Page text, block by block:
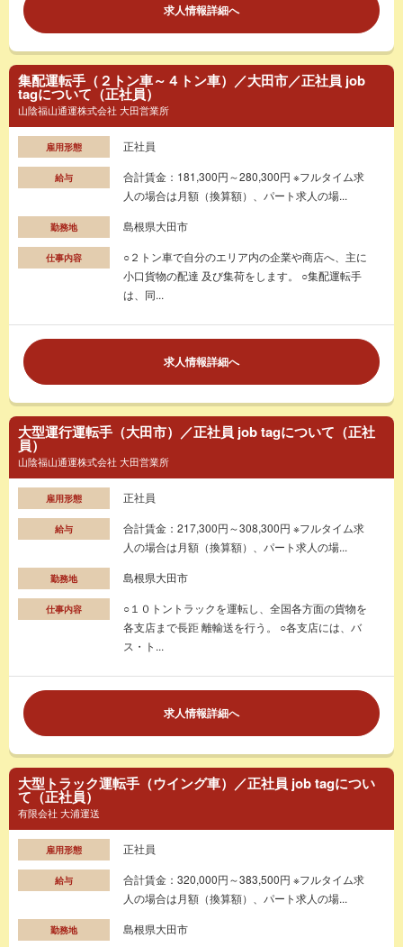
求人情報詳細へ
集配運転手（２トン車～４トン車）／大田市／正社員 job
tagについて（正社員）
山陰福山通運株式会社 大田営業所
雇用形態 正社員
給与
合計賃金：181,300円～280,300円 ※フルタイム求
人の場合は月額（換算額）、パート求人の場...
勤務地 島根県大田市
仕事内容
○２トン車で自分のエリア内の企業や商店へ、主に
小口貨物の配達 及び集荷をします。 ○集配運転手
は、同...
求人情報詳細へ
大型運行運転手（大田市）／正社員 job tagについて（正社
員）
山陰福山通運株式会社 大田営業所
雇用形態 正社員
給与
合計賃金：217,300円～308,300円 ※フルタイム求
人の場合は月額（換算額）、パート求人の場...
勤務地 島根県大田市
仕事内容
○１０トントラックを運転し、全国各方面の貨物を
各支店まで長距 離輸送を行う。 ○各支店には、バ
ス・ト...
求人情報詳細へ
大型トラック運転手（ウイング車）／正社員 job tagについ
て（正社員）
有限会社 大浦運送
雇用形態 正社員
給与
合計賃金：320,000円～383,500円 ※フルタイム求
人の場合は月額（換算額）、パート求人の場...
勤務地 島根県大田市